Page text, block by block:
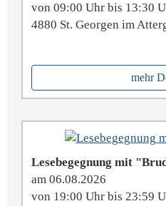
von 09:00 Uhr bis 13:30
4880 St. Georgen im
mehr
Lesebegegnung mit
am 06.08.2026
von 19:00 Uhr bis 23:59